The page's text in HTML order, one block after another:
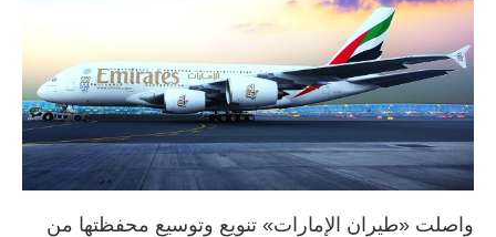
واصلت «طيران الإمارات» تنويع وتوسيع محفظتها من